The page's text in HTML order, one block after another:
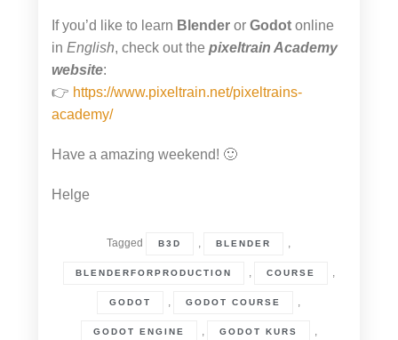
If you’d like to learn Blenderor Godotonline
in English, check out the pixeltrain Academy
website:
👉 https://www.pixeltrain.net/pixeltrains-
academy/
Have a amazing weekend! 🙂
Helge
Tagged B3D , BLENDER ,
BLENDERFORPRODUCTION , COURSE ,
GODOT , GODOT COURSE ,
GODOT ENGINE , GODOT KURS ,